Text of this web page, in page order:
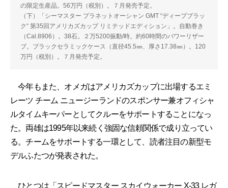
の限定生産品。56万円（税別）。７月発売予定。
（下）「シーマスター プラネットオーシャン GMT “ディープブラッ
ク“ 第35回アメリカズカップ リミテッドエディション」。自動巻き
（Cal.8906）。38石。２万5200振動/時。約60時間のパワーリザー
ブ。ブラックセラミックケース（直径45.5㎜、厚さ17.38㎜）。120
万円（税別）。７月発売予定。
今年もまた、オメガはアメリカズカップに出場するエミ
レーツ チーム ニュージーランドのスポンサー兼オフィシャ
ルタイムキーパーとしてクルーをサポートすることになっ
た。両雄は1995年以来続く強固な信頼関係で成り立ってい
る。チームをサポートする一環として、読者注目の新型モ
デルふたつが発表された。
ひとつは「スピードマスター スカイウォーカー X-33 レガ